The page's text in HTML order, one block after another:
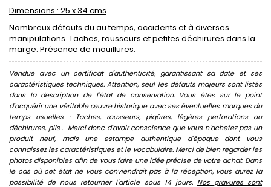
Dimensions : 25 x 34 cms
Nombreux défauts du au temps, accidents et à diverses
manipulations. Taches, rousseurs et petites déchirures dans la
marge. Présence de mouillures.
Vendue avec un certificat d'authenticité, garantissant sa date et ses
caractéristiques techniques. Attention, seul les défauts majeurs sont listés
dans la description de l'état de conservation. Vous êtes sur le point
d'acquérir une véritable œuvre historique avec ses éventuelles marques du
temps usuelles : Taches, rousseurs, piqûres, légères perforations ou
déchirures, plis ... Merci donc d'avoir conscience que vous n'achetez pas un
produit neuf, mais une estampe authentique d'époque dont vous
connaissez les caractéristiques et le vocabulaire. Merci de bien regarder les
photos disponibles afin de vous faire une idée précise de votre achat. Dans
le cas où cet état ne vous conviendrait pas à la réception, vous aurez la
possibilité de nous retourner l'article sous 14 jours. Nos gravures sont